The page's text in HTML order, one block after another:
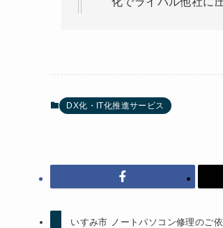
DX化・IT化推進サービス
いすみ市 ノートパソコン修理のご